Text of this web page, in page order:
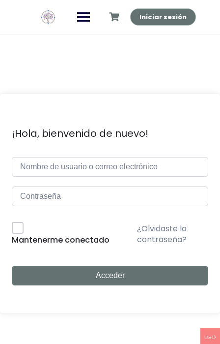
Iniciar sesión
¡Hola, bienvenido de nuevo!
Mantenerme conectado
¿Olvidaste la
contraseña?
Acceder
USD